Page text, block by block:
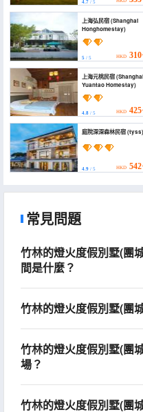
4.7 / 5
上海弘民宿 (Shanghai
Honghomestay)
5 / 5 HKD
上海元桃民宿 (Shanghai
Yuantao Homestay)
4.8 / 5 HKD
庭院深深森林民宿 (tyss)
4.9 / 5 HKD
常見問題
竹林的燈火度假別墅(團
間是什麼？
竹林的燈火度假別墅(團
竹林的燈火度假別墅(團
場？
竹林的燈火度假別墅(團